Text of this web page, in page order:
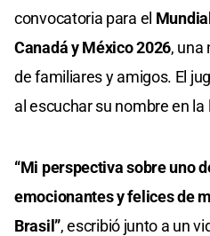
convocatoria para el
Canadá y México 2026, una
de familiares y amigos. El
al escuchar su nombre en la
“Mi perspectiva sobre uno
emocionantes y felices de
Brasil”, escribió junto a un